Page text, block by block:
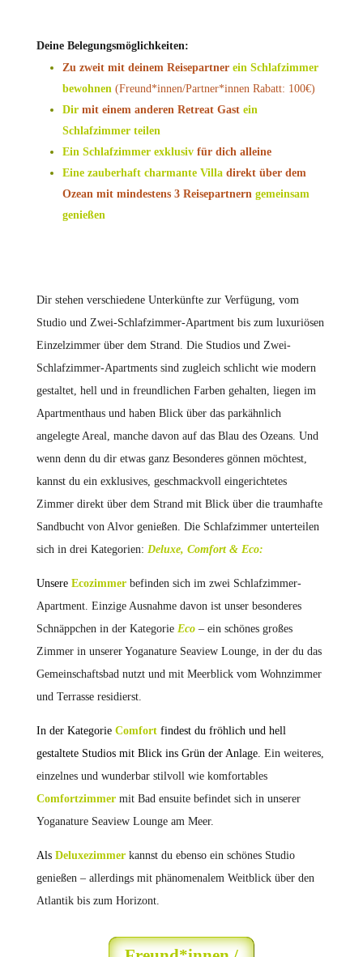
Deine Belegungsmöglichkeiten:
Zu zweit mit deinem Reisepartner ein Schlafzimmer
bewohnen (Freund*innen/Partner*innen Rabatt: 100€)
Dir mit einem anderen Retreat Gast ein
Schlafzimmer teilen
Ein Schlafzimmer exklusiv für dich alleine
Eine zauberhaft charmante Villadirekt über dem
Ozean mit mindestens 3 Reisepartnern gemeinsam
genießen
Dir stehen verschiedene Unterkünfte zur Verfügung, vom
Studio und Zwei-Schlafzimmer-Apartment bis zum luxuriösen
Einzelzimmer über dem Strand. Die Studios und Zwei-
Schlafzimmer-Apartments sind zugleich schlicht wie modern
gestaltet, hell und in freundlichen Farben gehalten, liegen im
Apartmenthaus und haben Blick über das parkähnlich
angelegte Areal, manche davon auf das Blau des Ozeans. Und
wenn denn du dir etwas ganz Besonderes gönnen möchtest,
kannst du ein exklusives, geschmackvoll eingerichtetes
Zimmer direkt über dem Strand mit Blick über die traumhafte
Sandbucht von Alvor genießen. Die Schlafzimmer unterteilen
sich in drei Kategorien: Deluxe, Comfort & Eco:
Unsere Ecozimmerbefinden sich im zwei Schlafzimmer-
Apartment. Einzige Ausnahme davon ist unser besonderes
Schnäppchen in der Kategorie Eco – ein schönes großes
Zimmer in unserer Yoganature Seaview Lounge, in der du das
Gemeinschaftsbad nutzt und mit Meerblick vom Wohnzimmer
und Terrasse residierst.
In der Kategorie Comfortfindest du fröhlich und hell
gestaltete Studios mit Blick ins Grün der Anlage. Ein weiteres,
einzelnes und wunderbar stilvoll wie komfortables
Comfortzimmer mit Bad ensuite befindet sich in unserer
Yoganature Seaview Lounge am Meer.
Als Deluxezimmer kannst du ebenso ein schönes Studio
genießen – allerdings mit phänomenalem Weitblick über den
Atlantik bis zum Horizont.